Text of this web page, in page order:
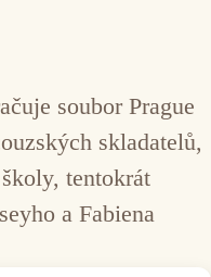
soubor Prague
skladatelů,
tentokrát
a Fabiena